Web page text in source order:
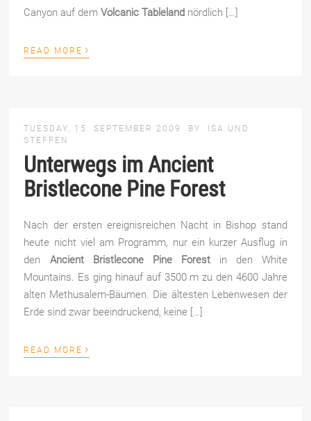
Canyon auf demVolcanic Tableland nördlich […]
READ MORE ›
TUESDAY, 15. SEPTEMBER 2009 BY
ISA UND
STEFFEN
Unterwegs im Ancient
Bristlecone Pine Forest
Nach der ersten ereignisreichen Nacht in Bishop stand
heute nicht viel am Programm, nur ein kurzer Ausflug in
den Ancient Bristlecone Pine Forestin den White
Mountains. Es ging hinauf auf 3500 m zu den 4600 Jahre
alten Methusalem-Bäumen. Die ältesten Lebenwesen der
Erde sind zwar beeindruckend, keine […]
READ MORE ›